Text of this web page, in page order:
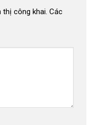
thị công khai. Các